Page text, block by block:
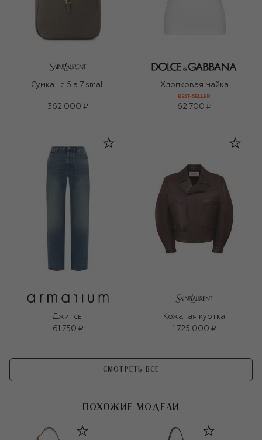
Сумка Le 5 a 7 small
362 000 ₽
Хлопковая майка
BEST-SELLER
62 700 ₽
Джинсы
61 750 ₽
Кожаная куртка
1 725 000 ₽
СМОТРЕТЬ ВСЕ
ПОХОЖИЕ МОДЕЛИ